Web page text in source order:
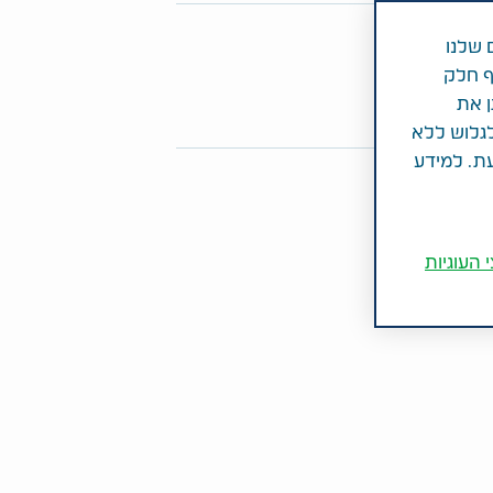
מאמר זה
Share on Facebook
שלנו
חלק
את
ללא
למידע
העוגיות